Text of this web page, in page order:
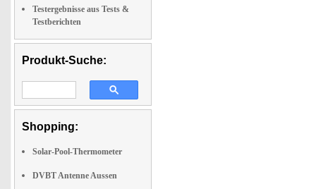
Testergebnisse aus Tests &
Testberichten
Produkt-Suche:
Shopping:
Solar-Pool-Thermometer
DVBT Antenne Aussen